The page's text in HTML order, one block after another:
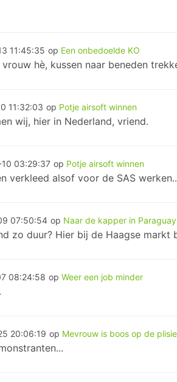
11:45:35 op Een onbedoelde KO
hè, kussen naar beneden
11:32:03 op Potje airsoft winnen
wij, hier in Nederland, vriend.
03:29:37 op Potje airsoft winnen
verkleed alsof voor de SAS
07:50:54 op Naar de kapper in Paraguay
zo duur? Hier bij de Haagse markt
08:24:58 op Weer een job minder
20:06:19 op Mevrouw is boos op de plisie